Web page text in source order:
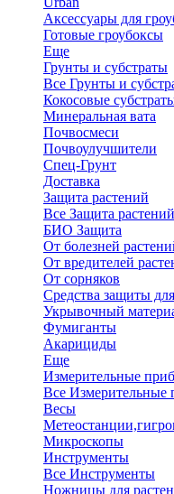
Аксессуары для
Готовые гроубоксы
Еще
Грунты и субстраты
Все Грунты и
Кокосовые
Минеральная вата
Почвосмеси
Почвоулучшители
Спец-Грунт
Доставка
Защита растений
Все Защита растений
БИО Защита
От болезней
От вредителей
От сорняков
Средства защиты
Укрывочный
Фумиганты
Акарициды
Еще
Измерительные
Все Измерительные
Весы
Микроскопы
Инструменты
Все Инструменты
Ножницы для